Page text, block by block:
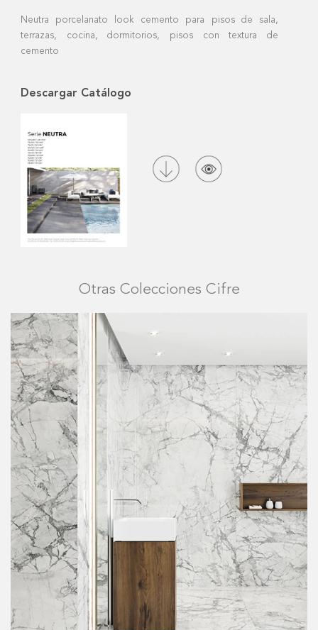
Descargar Catálogo
Neutra porcelanato look cemento para pisos de sala,
terrazas, cocina, dormitorios, pisos con textura de
cemento
Otras Colecciones Cifre